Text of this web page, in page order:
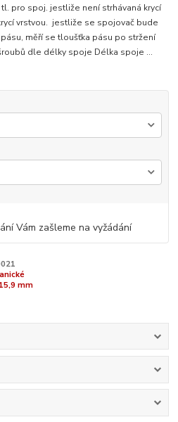
pro spoj. jestliže není strhávaná krycí
vrstvou. jestliže se spojovač bude
měří se tloušťka pásu po stržení
dle délky spoje Délka spoje ...
Vám zašleme na vyžádání
mm